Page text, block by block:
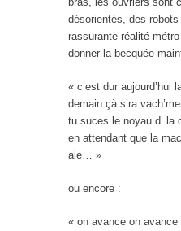
désorientés, des
rassurante réalité
donner la becquée
« c’est dur aujourd’hui
demain çà s’ra
tu suces le noyau d’ la
en attendant que la
aie… »
ou encore :
« on avance on avance